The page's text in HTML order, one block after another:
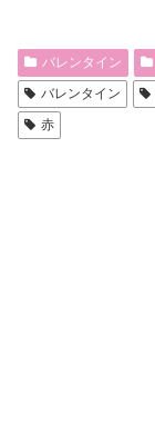
バレンタイン
バレンタイン
赤